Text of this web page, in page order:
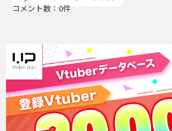
コメント数：0件